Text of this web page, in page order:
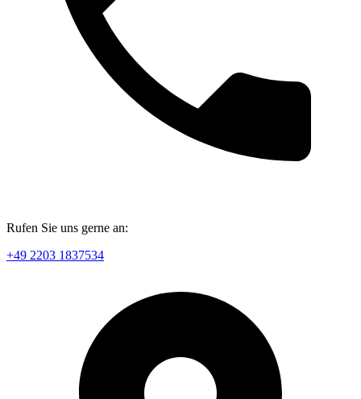
Rufen Sie uns gerne an:
+49 2203 1837534